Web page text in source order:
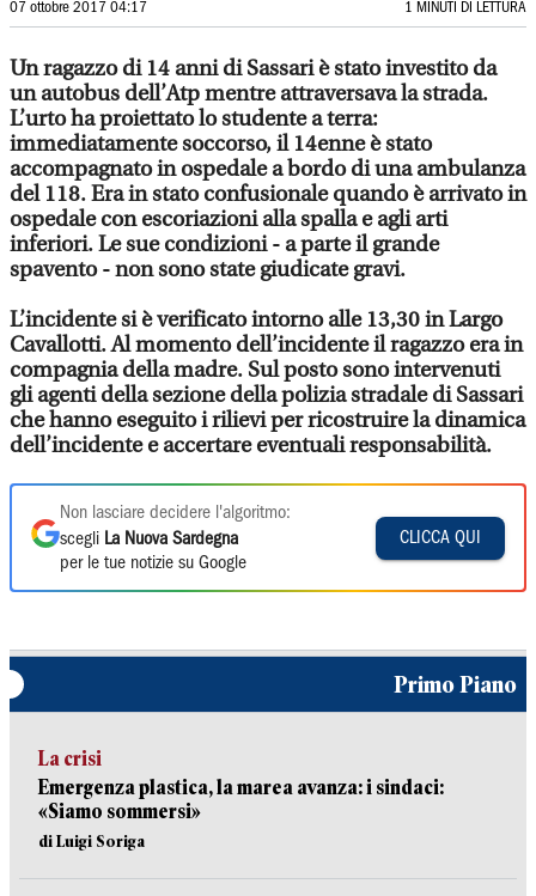
07 ottobre 2017 04:17 1 MINUTI DI LETTURA
Un ragazzo di 14 anni di Sassari è stato investito da
un autobus dell’Atp mentre attraversava la strada.
L’urto ha proiettato lo studente a terra:
immediatamente soccorso, il 14enne è stato
accompagnato in ospedale a bordo di una ambulanza
del 118. Era in stato confusionale quando è arrivato in
ospedale con escoriazioni alla spalla e agli arti
inferiori. Le sue condizioni - a parte il grande
spavento - non sono state giudicate gravi.
L’incidente si è verificato intorno alle 13,30 in Largo
Cavallotti. Al momento dell’incidente il ragazzo era in
compagnia della madre. Sul posto sono intervenuti
gli agenti della sezione della polizia stradale di Sassari
che hanno eseguito i rilievi per ricostruire la dinamica
dell’incidente e accertare eventuali responsabilità.
Non lasciare decidere l'algoritmo:
scegli La Nuova Sardegna
per le tue notizie su Google
CLICCA QUI
Primo Piano
La crisi
Emergenza plastica, la marea avanza: i sindaci:
«Siamo sommersi»
di Luigi Soriga